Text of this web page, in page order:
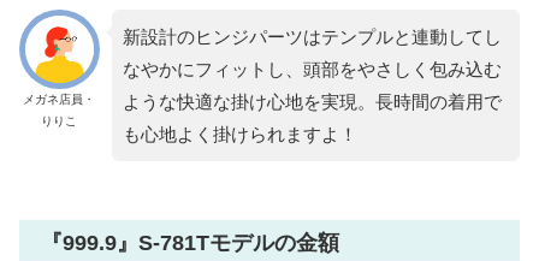
メガネ店員・
りりこ
新設計のヒンジパーツはテンプルと連動してし
なやかにフィットし、頭部をやさしく包み込む
ような快適な掛け心地を実現。長時間の着用で
も心地よく掛けられますよ！
『999.9』S-781Tモデルの金額